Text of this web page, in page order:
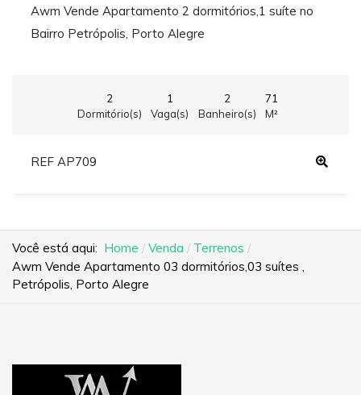
Awm Vende Apartamento 2 dormitórios,1 suíte no
Bairro Petrópolis, Porto Alegre
2
Dormitório(s)
1
Vaga(s)
2
Banheiro(s)
71
M²
REF AP709
Você está aqui: Home Venda
Terrenos
Awm Vende Apartamento 03 dormitórios,03 suítes ,
Petrópolis, Porto Alegre